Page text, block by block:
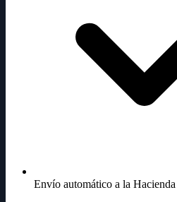
Envío automático a la